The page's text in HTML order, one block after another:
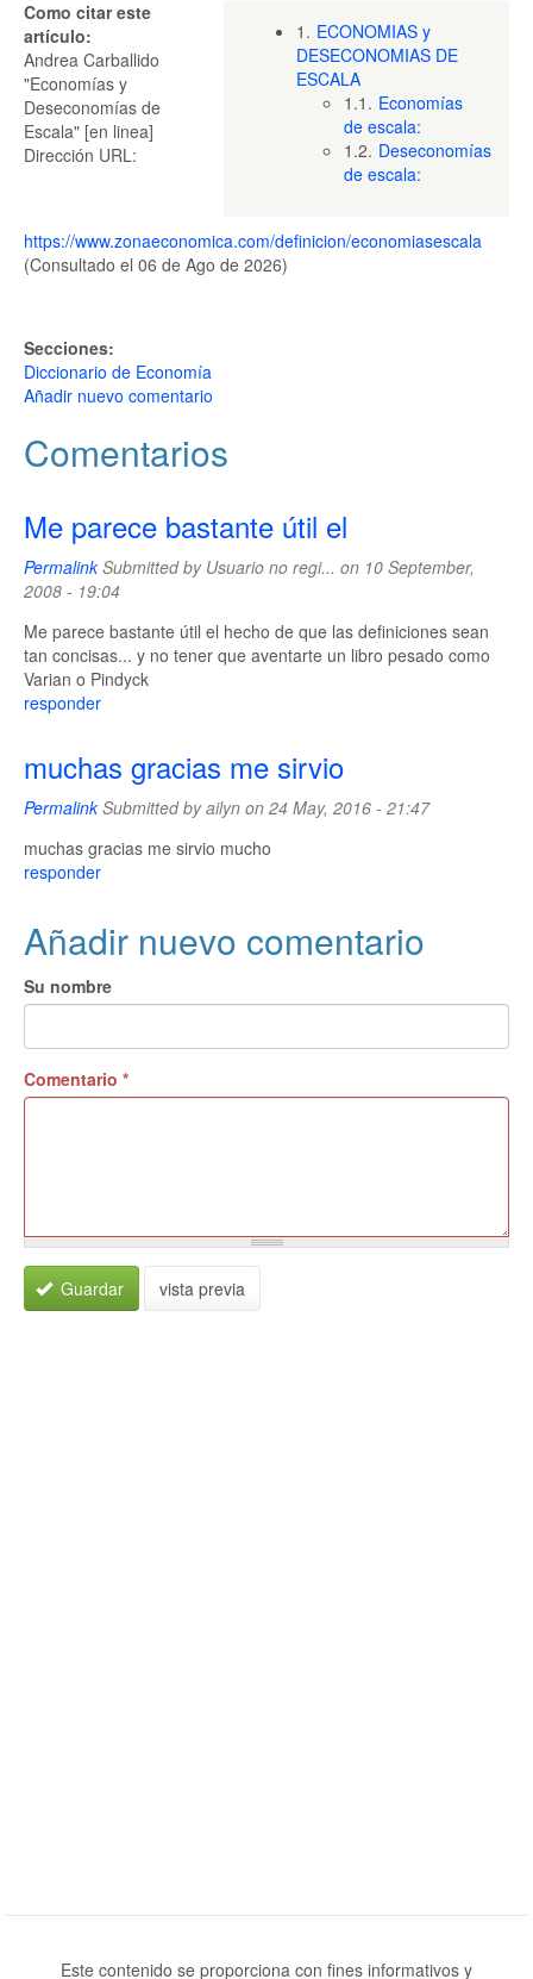
1. ECONOMIAS y
DESECONOMIAS DE
ESCALA
1.1. Economías
de escala:
1.2. Deseconomías
de escala:
Como citar este
artículo:
Andrea Carballido
"Economías y
Deseconomías de
Escala" [en linea]
Dirección URL:
https://www.zonaeconomica.com/definicion/economiasescala
(Consultado el 06 de Ago de 2026)
Secciones:
Diccionario de Economía
Añadir nuevo comentario
Comentarios
Me parece bastante útil el
PermalinkSubmitted by Usuario no regi... on 10 September,
2008 - 19:04
Me parece bastante útil el hecho de que las definiciones sean
tan concisas... y no tener que aventarte un libro pesado como
Varian o Pindyck
responder
muchas gracias me sirvio
PermalinkSubmitted byailyn on 24 May, 2016 - 21:47
muchas gracias me sirvio mucho
responder
Añadir nuevo comentario
Su nombre
Comentario *
Guardar vista previa
Este contenido se proporciona con fines informativos y